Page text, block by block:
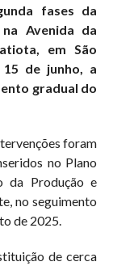
fases da
Avenida da
em São
de junho, a
gradual do
foram
no Plano
da Produção e
no seguimento
de 2025.
de cerca